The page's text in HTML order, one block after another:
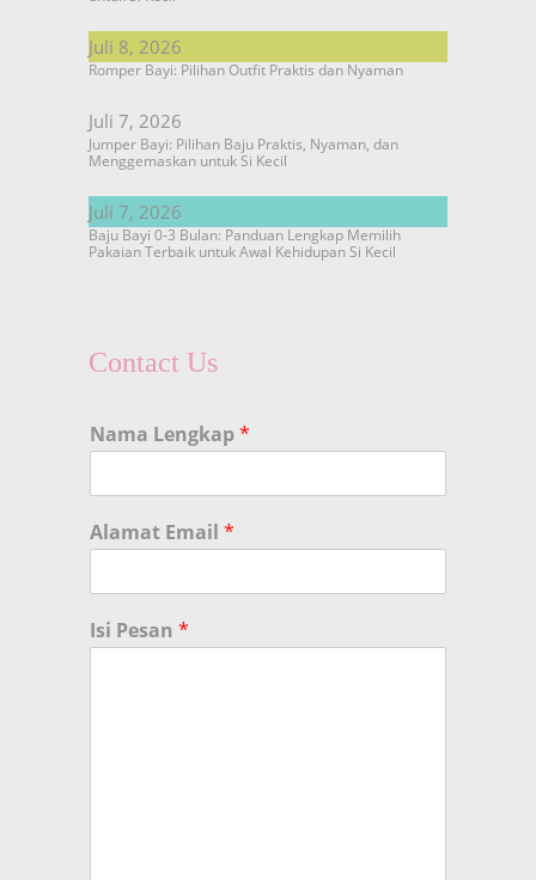
Juli 8, 2026
Romper Bayi: Pilihan Outfit Praktis dan Nyaman
Juli 7, 2026
Jumper Bayi: Pilihan Baju Praktis, Nyaman, dan
Menggemaskan untuk Si Kecil
Juli 7, 2026
Baju Bayi 0-3 Bulan: Panduan Lengkap Memilih
Pakaian Terbaik untuk Awal Kehidupan Si Kecil
Contact Us
Nama Lengkap*
Alamat Email *
Isi Pesan *